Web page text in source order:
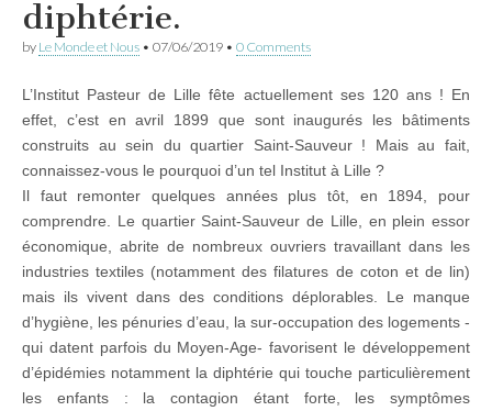
diphtérie.
by Le Monde et Nous • 07/06/2019 • 0 Comments
L’Institut Pasteur de Lille fête actuellement ses 120 ans ! En
effet, c’est en avril 1899 que sont inaugurés les bâtiments
construits au sein du quartier Saint-Sauveur ! Mais au fait,
connaissez-vous le pourquoi d’un tel Institut à Lille ?
Il faut remonter quelques années plus tôt, en 1894, pour
comprendre. Le quartier Saint-Sauveur de Lille, en plein essor
économique, abrite de nombreux ouvriers travaillant dans les
industries textiles (notamment des filatures de coton et de lin)
mais ils vivent dans des conditions déplorables. Le manque
d’hygiène, les pénuries d’eau, la sur-occupation des logements -
qui datent parfois du Moyen-Age- favorisent le développement
d’épidémies notamment la diphtérie qui touche particulièrement
les enfants : la contagion étant forte, les symptômes